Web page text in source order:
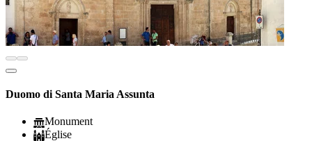
Duomo di Santa Maria Assunta
Monument
Église